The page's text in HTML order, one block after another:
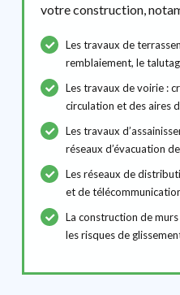
votre construction,
Les travaux de
remblaiement, le
Les travaux de voirie :
circulation et des aires
Les travaux
réseaux d’évacuation
Les réseaux de
et de
La construction de
les risques de